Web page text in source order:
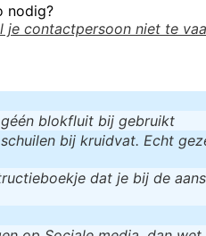
nodig?
je contactpersoon niet te
blokfluit bij gebruikt
bij kruidvat. Echt
dat je bij de